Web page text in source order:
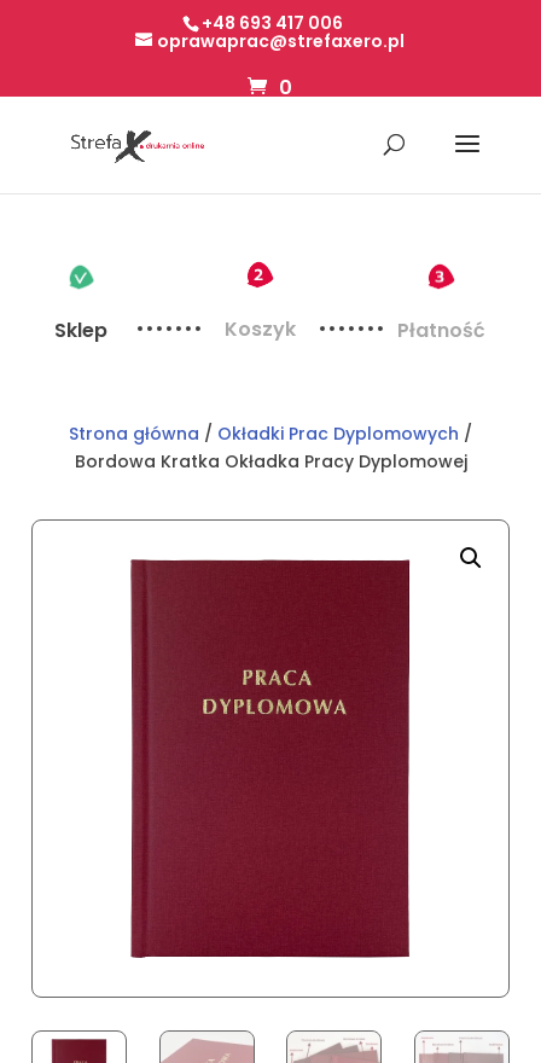
+48 693 417 006
oprawaprac@strefaxero.pl
0
Sklep Koszyk Płatność
Strona główna / Okładki Prac Dyplomowych /
Bordowa Kratka Okładka Pracy Dyplomowej